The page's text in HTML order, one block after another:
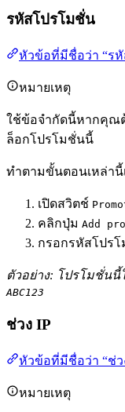
รหัสโปรโมชั่น
หัวข้อที่มีชื่อว่า “ร
หมายเหตุ
ใช้ข้อจำกัดนี้หากคุณ
ล็อกโปรโมชั่นนี้
ทำตามขั้นตอนเหล่านี้
เปิดสวิตช์
คลิกปุ่ม Add
กรอกรหัสโปร
ตัวอย่าง: โปรโมชั่น
ABC123
ช่วง IP
หัวข้อที่มีชื่อว่า “ช่ว
หมายเหตุ